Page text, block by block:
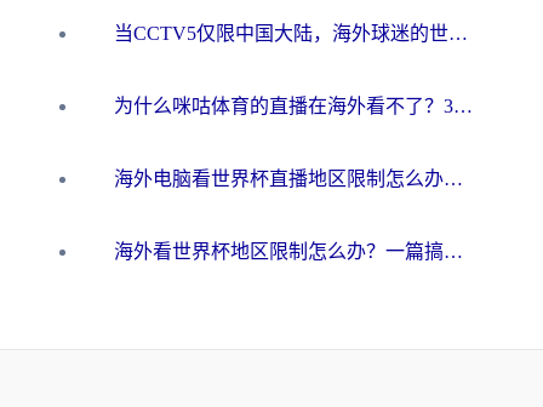
当CCTV5仅限中国大陆，海外球迷的世界杯狂欢如何继续？
为什么咪咕体育的直播在海外看不了？3步解决海外看世界杯+抖音地区限制难题
海外电脑看世界杯直播地区限制怎么办？你需要一个聪明的加速器
海外看世界杯地区限制怎么办？一篇搞定咪咕视频播放+国内资源无缝访问指南